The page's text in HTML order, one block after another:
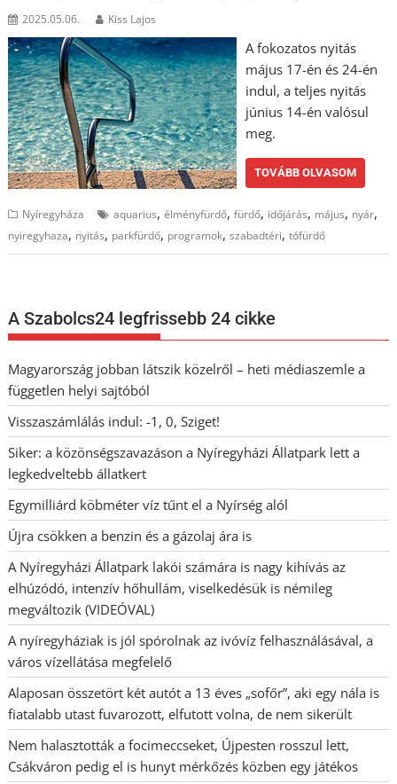
2025.05.06. Kiss Lajos
A fokozatos nyitás
május 17-én és 24-én
indul, a teljes nyitás
június 14-én valósul
meg.
TOVÁBB OLVASOM
Nyíregyháza aquarius,élményfürdő,fürdő, időjárás, május, nyár,
nyiregyhaza, nyitás, parkfürdő, programok,szabadtéri,tófürdő
A Szabolcs24 legfrissebb 24 cikke
Magyarország jobban látszik közelről – heti médiaszemle a
független helyi sajtóból
Visszaszámlálás indul: -1, 0, Sziget!
Siker: a közönségszavazáson a Nyíregyházi Állatpark lett a
legkedveltebb állatkert
Egymilliárd köbméter víz tűnt el a Nyírség alól
Újra csökken a benzin és a gázolaj ára is
A Nyíregyházi Állatpark lakói számára is nagy kihívás az
elhúzódó, intenzív hőhullám, viselkedésük is némileg
megváltozik (VIDEÓVAL)
A nyíregyháziak is jól spórolnak az ivóvíz felhasználásával, a
város vízellátása megfelelő
Alaposan összetört két autót a 13 éves „sofőr”, aki egy nála is
fiatalabb utast fuvarozott, elfutott volna, de nem sikerült
Nem halasztották a focimeccseket, Újpesten rosszul lett,
Csákváron pedig el is hunyt mérkőzés közben egy játékos